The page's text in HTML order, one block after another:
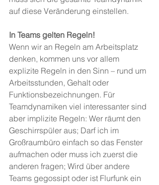
auf diese Veränderung einstellen.
In Teams gelten Regeln!
Wenn wir an Regeln am Arbeitsplatz
denken, kommen uns vor allem
explizite Regeln in den Sinn – rund um
Arbeitsstunden, Gehalt oder
Funktionsbezeichnungen. Für
Teamdynamiken viel interessanter sind
aber implizite Regeln: Wer räumt den
Geschirrspüler aus; Darf ich im
Großraumbüro einfach so das Fenster
aufmachen oder muss ich zuerst die
anderen fragen; Wird über andere
Teams gegossipt oder ist Flurfunk ein